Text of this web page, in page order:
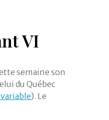
VI
semaine son
du Québec
). Le